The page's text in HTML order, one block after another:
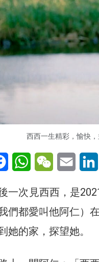
西西一生精彩，愉快
FacebookWhatsAppWeChatEmail
一次見西西，是
我們都愛叫他阿仁）
她的家，探望她。